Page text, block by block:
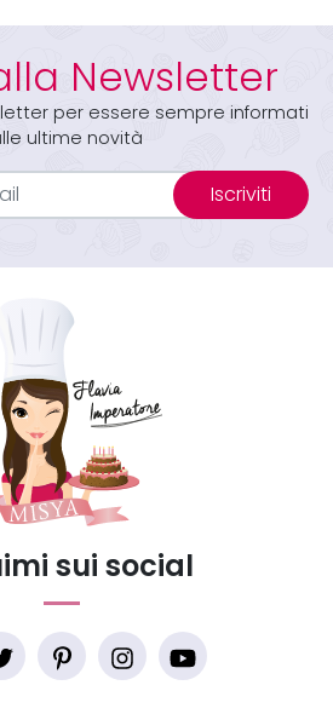
Newsletter
per essere sempre informati
ultime novità
Iscriviti
sui social